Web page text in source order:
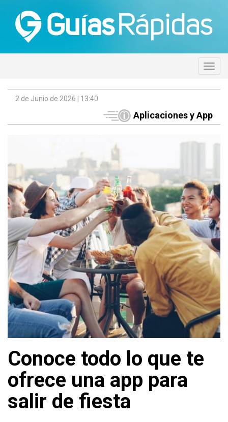
2 de Junio de 2026 | 13:40
Aplicaciones y App
Conoce todo lo que te
ofrece una app para
salir de fiesta